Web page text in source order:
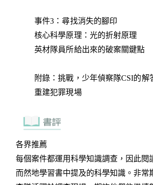
事件3：尋找消失的腳印
核心科學原理：光的折射原理
英材隊員所給出來的破案關鍵點
附錄：挑戰，少年偵察隊CSI的解
重建犯罪現場